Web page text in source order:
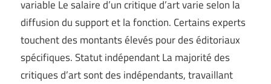
variable Le salaire d’un critique d’art varie selon la
diffusion du support et la fonction. Certains experts
touchent des montants élevés pour des éditoriaux
spécifiques. Statut indépendant La majorité des
critiques d’art sont des indépendants, travaillant